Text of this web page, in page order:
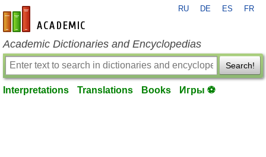
en-academic.com
RU DE ES FR
Academic Dictionaries and Encyclopedias
Search!
Interpretations Translations Books Игры ⚽